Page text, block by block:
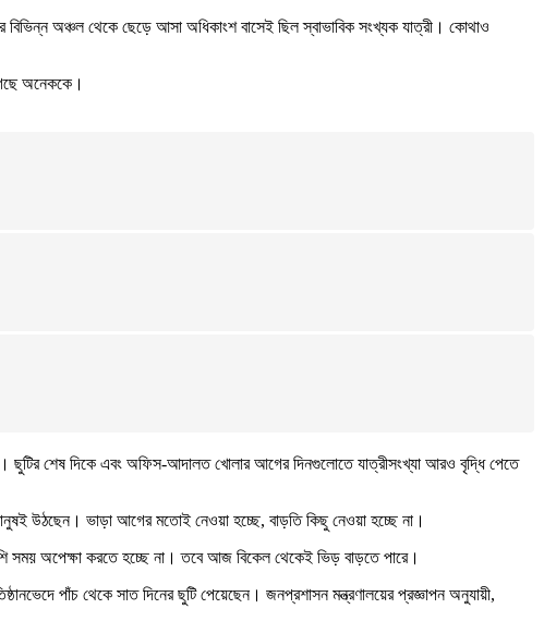
বিভিন্ন অঞ্চল থেকে ছেড়ে আসা অধিকাংশ বাসেই ছিল স্বাভাবিক সংখ্যক যাত্রী। কোথাও
অনেককে।
ছুটির শেষ দিকে এবং অফিস-আদালত খোলার আগের দিনগুলোতে যাত্রীসংখ্যা আরও বৃদ্ধি পেতে
উঠছেন। ভাড়া আগের মতোই নেওয়া হচ্ছে, বাড়তি কিছু নেওয়া হচ্ছে না।
সময় অপেক্ষা করতে হচ্ছে না। তবে আজ বিকেল থেকেই ভিড় বাড়তে পারে।
পাঁচ থেকে সাত দিনের ছুটি পেয়েছেন। জনপ্রশাসন মন্ত্রণালয়ের প্রজ্ঞাপন অনুযায়ী,